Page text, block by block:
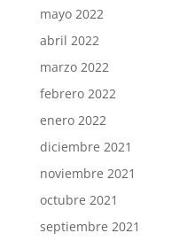
mayo 2022
abril 2022
marzo 2022
febrero 2022
enero 2022
diciembre 2021
noviembre 2021
octubre 2021
septiembre 2021